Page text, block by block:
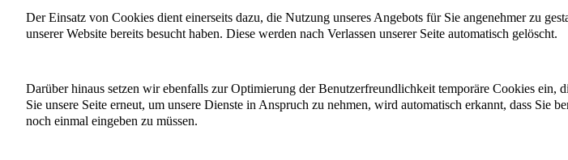
Der Einsatz von Cookies dient einerseits dazu, die Nutzung unseres Angebots für Sie angenehmer zu
unserer Website bereits besucht haben. Diese werden nach Verlassen unserer Seite automatisch gelöscht.
Darüber hinaus setzen wir ebenfalls zur Optimierung der Benutzerfreundlichkeit temporäre Cookies ein,
Sie unsere Seite erneut, um unsere Dienste in Anspruch zu nehmen, wird automatisch erkannt, dass Sie
noch einmal eingeben zu müssen.